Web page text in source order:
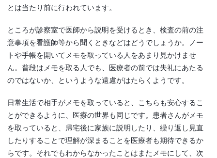
とは当たり前に行われています。
ところが診察室で医師から説明を受けるとき、検査の前の注
意事項を看護師等から聞くときなどはどうでしょうか。ノー
トや手帳を開いてメモを取っている人をあまり見かけませ
ん。普段はメモを取る人でも、医療者の前では失礼にあたる
のではないか、というような遠慮がはたらくようです。
日常生活で相手がメモを取っていると、こちらも安心するこ
とができるように、医療の世界も同じです。患者さんがメモ
を取っていると、帰宅後に家族に説明したり、繰り返し見直
したりすることで理解が深まることを医療者も期待できるか
らです。それでもわからなかったことはまたメモにして、次